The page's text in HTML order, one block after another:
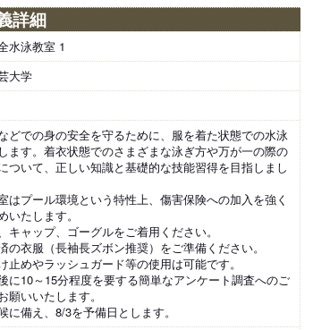
詳細
水泳教室 1
大学
どでの身の安全を守るために、服を着た状態での水泳
ます。着衣状態でのさまざまな泳ぎ方や万が一の際の
ついて、正しい知識と基礎的な技能習得を目指しまし
はプール環境という特性上、傷害保険への加入を強く
いたします。
キャップ、ゴーグルをご着用ください。
の衣服（長袖長ズボン推奨）をご準備ください。
止めやラッシュガード等の使用は可能です。
に10～15分程度を要する簡単なアンケート調査へのご
願いいたします。
に備え、8/3を予備日とします。